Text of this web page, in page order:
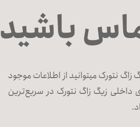
باشید
نتورک میتوانید از اطلاعات موجود
داخلی زیگ زاگ نتورک در سریع‌ترین